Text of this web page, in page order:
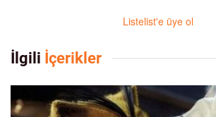
Listelist'e üye ol
İlgili İçerikler